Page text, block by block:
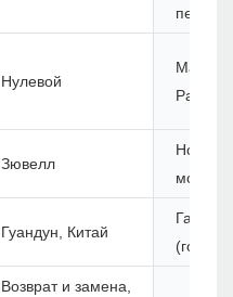
печати:
Нулевой
Зювелл
Номер
модели:
Гуандун, Китай
(год):
Возврат и замена,